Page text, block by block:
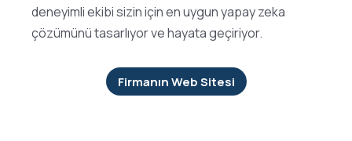
deneyimli ekibi sizin için en uygun yapay zeka
çözümünü tasarlıyor ve hayata geçiriyor.
Firmanın Web Sitesi